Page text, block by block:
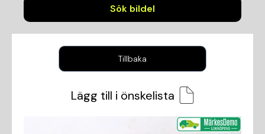
Sök bildel
Tillbaka
Lägg till i önskelista